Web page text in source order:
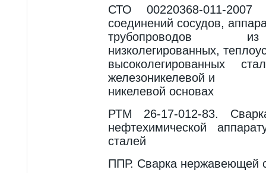
СТО 00220368-011-2007
соединений сосудов,
трубопроводов
низколегированных,
высоколегированных
железоникелевой и
никелевой основах
РТМ 26-17-012-83.
нефтехимической
сталей
ППР. Сварка нержавеющей